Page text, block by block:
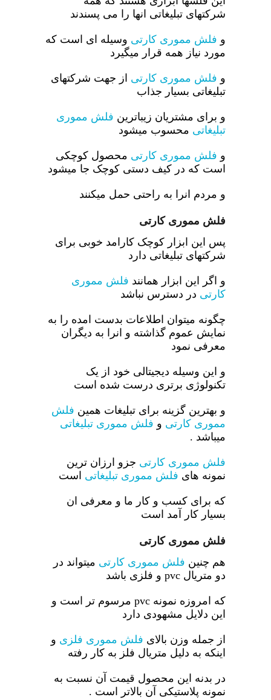
شرکتهای تبلیغاتی انها را می پسندند
و فلش مموری کارتی وسیله ای است که
مورد نیاز همه قرار میگیرد
و فلش مموری کارتی از جهت شرکتهای
تبلیغاتی بسیار جذاب
و برای مشتریان زیباترین فلش مموری
تبلیغاتی محسوب میشود
و فلش مموری کارتی محصول کوچکی
است که در کیف دستی کوچک جا میشود
و مردم انرا به راحتی حمل میکنند
فلش مموری کارتی
پس این ابزار کوچک کارامد خوبی برای
شرکتهای تبلیغاتی دارد
و اگر این ابزار همانند فلش مموری
کارتی در دسترس نباشد
چگونه میتوان اطلاعات بدست امده را به
نمایش عموم گذاشته و انرا به دیگران
معرفی نمود
و این وسیله دیجیتالی خود از یک
تکنولوژی برتری درست شده است
و بهترین گزینه برای تبلیغات همین فلش
مموری کارتی و فلش مموری تبلیغاتی
میباشد .
فلش مموری کارتی جزو ارزان ترین
نمونه های فلش مموری تبلیغاتی است
که برای کسب و کار ما و معرفی ان
بسیار کار آمد است
فلش مموری کارتی
هم چنین فلش مموری کارتی میتواند در
دو متریال pvc و فلزی باشد
که امروزه نمونه pvc مرسوم تر است و
این دلایل مشهودی دارد
از جمله وزن بالای فلش مموری فلزی و
اینکه به دلیل متریال فلز به کار رفته
در بدنه این محصول قیمت آن نسبت به
نمونه پلاستیکی آن بالاتر است .